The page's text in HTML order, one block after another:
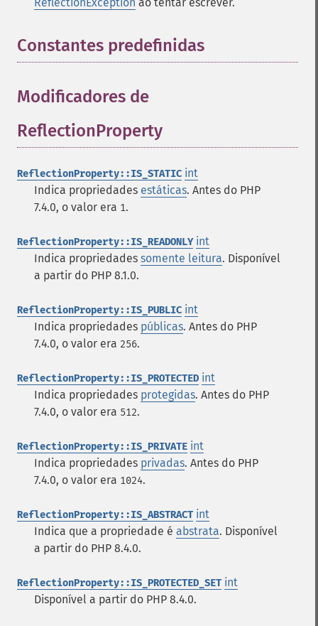
Constantes predefinidas
Modificadores de
ReflectionProperty
ReflectionProperty::IS_STATIC int
Indica propriedades estáticas. Antes do PHP
7.4.0, o valor era 1.
ReflectionProperty::IS_READONLY int
Indica propriedades somente leitura. Disponível
a partir do PHP 8.1.0.
ReflectionProperty::IS_PUBLIC int
Indica propriedades públicas. Antes do PHP
7.4.0, o valor era 256.
ReflectionProperty::IS_PROTECTED int
Indica propriedades protegidas. Antes do PHP
7.4.0, o valor era 512.
ReflectionProperty::IS_PRIVATE int
Indica propriedades privadas. Antes do PHP
7.4.0, o valor era 1024.
ReflectionProperty::IS_ABSTRACT int
Indica que a propriedade é abstrata. Disponível
a partir do PHP 8.4.0.
ReflectionProperty::IS_PROTECTED_SET int
Disponível a partir do PHP 8.4.0.